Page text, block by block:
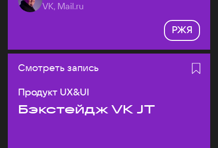
VK, Mail.ru
РЖЯ
Смотреть запись
Продукт UX&UI
Бэкстейдж VK JT